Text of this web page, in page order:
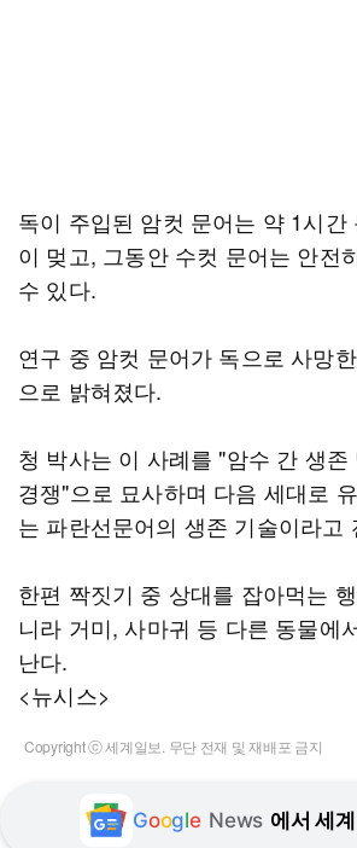
독이 주입된 암컷 문어는 약 1시간
이 멎고, 그동안 수컷 문어는 안전
수 있다.
연구 중 암컷 문어가 독으로 사망
으로 밝혀졌다.
청 박사는 이 사례를 "암수 간 생
경쟁"으로 묘사하며 다음 세대로
는 파란선문어의 생존 기술이라고
한편 짝짓기 중 상대를 잡아먹는
니라 거미, 사마귀 등 다른 동물에
난다.
<뉴시스>
Copyright ⓒ 세계일보. 무단 전재 및 재배포 금지
Google News 에서 세